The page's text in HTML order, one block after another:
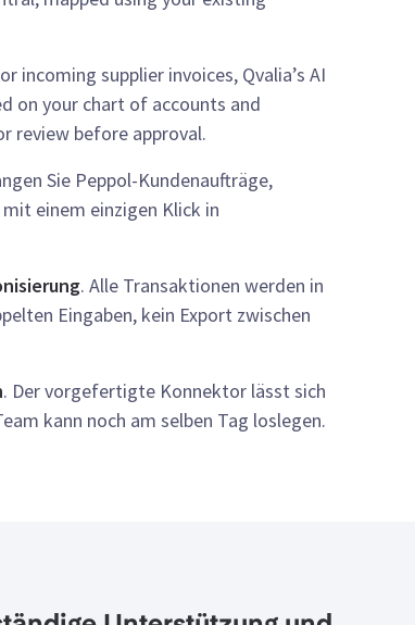
incoming supplier invoices, Qvalia’s AI
on your chart of accounts and
review before approval.
Sie Peppol-Kundenaufträge,
einem einzigen Klick in
. Alle Transaktionen werden in
Eingaben, kein Export zwischen
. Der vorgefertigte Konnektor lässt sich
kann noch am selben Tag loslegen.